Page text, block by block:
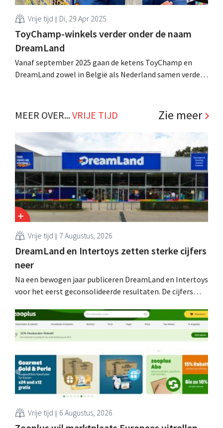
Vrije tijd Di, 29 Apr 2025
ToyChamp-winkels verder onder de naam
DreamLand
Vanaf september 2025 gaan de ketens ToyChamp en
DreamLand zowel in België als Nederland samen verder
MEER OVER...VRIJE TIJD Zie meer
Vrije tijd 7 Augustus, 2026
DreamLand en Intertoys zetten sterke cijfers
neer
Na een bewogen jaar publiceren DreamLand en Intertoys
voor het eerst geconsolideerde resultaten. De cijfers
spreekt van een “historisch sterk resultaat”.
Vrije tijd 6 Augustus, 2026